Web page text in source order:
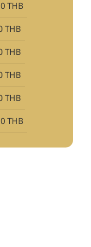
THB
THB
THB
THB
THB
THB